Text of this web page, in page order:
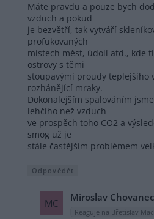
Máte pravdu a pouze bych
vzduch a pokud
je bezvětří, tak vytváří
profukovaných
místech měst, údolí atd., kde
ostrovy s těmi
stoupavými proudy teplejšího
rozhánějící mraky.
Dokonalejším spalováním
lehčího než vzduch
ve prospěch toho CO2 a
smog už je
stále častějším problémem
Odpovědět
MC Miroslav Chovanec
Reaguje na Břetislav